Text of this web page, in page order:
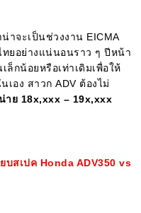
าจะเป็นช่วงงาน EICMA
ยอย่างแน่นอนราว ๆ ปีหน้า
กน้อยหรือเท่าเดิมเพื่อให้
อง สาวก ADV ต้องไม่
าย 18x,xxx – 19x,xxx
บสเปค Honda ADV350 vs